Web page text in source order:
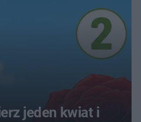
jeden kwiat i